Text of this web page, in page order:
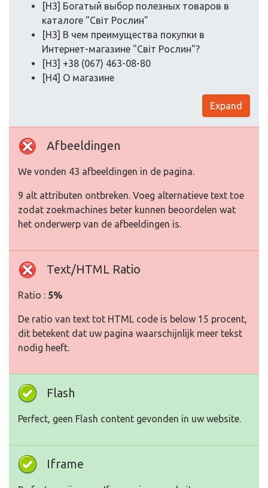
[H3] Богатый выбор полезных товаров в
каталоге "Світ Рослин"
[H3] В чем преимущества покупки в
Интернет-магазине "Світ Рослин"?
[H3] +38 (067) 463-08-80
[H4] О магазине
Expand
Afbeeldingen
We vonden 43 afbeeldingen in de pagina.
9 alt attributen ontbreken. Voeg alternatieve text toe
zodat zoekmachines beter kunnen beoordelen wat
het onderwerp van de afbeeldingen is.
Text/HTML Ratio
Ratio : 5%
De ratio van text tot HTML code is below 15 procent,
dit betekent dat uw pagina waarschijnlijk meer tekst
nodig heeft.
Flash
Perfect, geen Flash content gevonden in uw website.
Iframe